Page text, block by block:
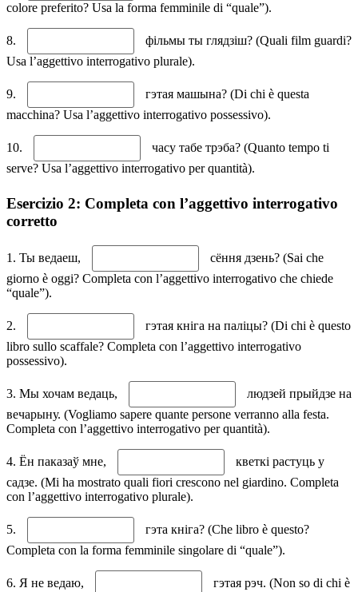
colore preferito? Usa la forma femminile di “quale”).
8.
фільмы ты глядзіш? (Quali film guardi?
Usa l’aggettivo interrogativo plurale).
9.
гэтая машына? (Di chi è questa
macchina? Usa l’aggettivo interrogativo possessivo).
10.
часу табе трэба? (Quanto tempo ti
serve? Usa l’aggettivo interrogativo per quantità).
Esercizio 2: Completa con l’aggettivo interrogativo
corretto
1. Ты ведаеш,
сёння дзень? (Sai che
giorno è oggi? Completa con l’aggettivo interrogativo che chiede
“quale”).
2.
гэтая кніга на паліцы? (Di chi è questo
libro sullo scaffale? Completa con l’aggettivo interrogativo
possessivo).
3. Мы хочам ведаць,
людзей прыйдзе на
вечарыну. (Vogliamo sapere quante persone verranno alla festa.
Completa con l’aggettivo interrogativo per quantità).
4. Ён паказаў мне,
кветкі растуць у
садзе. (Mi ha mostrato quali fiori crescono nel giardino. Completa
con l’aggettivo interrogativo plurale).
5.
гэта кніга? (Che libro è questo?
Completa con la forma femminile singolare di “quale”).
6. Я не ведаю,
гэтая рэч. (Non so di chi è